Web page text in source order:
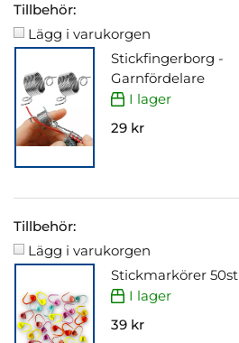
Tillbehör:
Lägg i varukorgen
Stickfingerborg -
Garnfördelare
I lager
29 kr
Tillbehör:
Lägg i varukorgen
Stickmarkörer 50st
I lager
39 kr